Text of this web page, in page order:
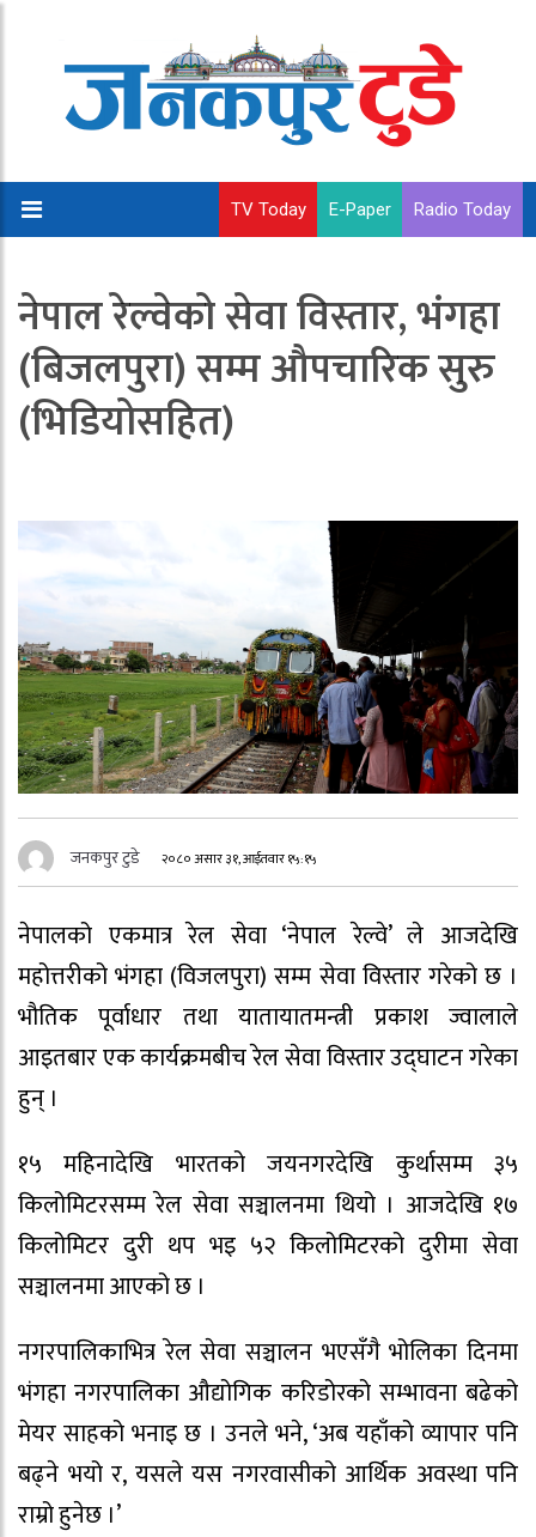
TV Today E-Paper Radio Today
नेपाल रेल्वेको सेवा विस्तार, भंगहा
(बिजलपुरा) सम्म औपचारिक सुरु
(भिडियोसहित)
जनकपुर टुडे २०८० असार ३१, आईतवार १५:१५
नेपालको एकमात्र रेल सेवा ‘नेपाल रेल्वे’ ले आजदेखि
महोत्तरीको भंगहा (विजलपुरा) सम्म सेवा विस्तार गरेको छ ।
भौतिक पूर्वाधार तथा यातायातमन्त्री प्रकाश ज्वालाले
आइतबार एक कार्यक्रमबीच रेल सेवा विस्तार उद्घाटन गरेका
हुन् ।
१५ महिनादेखि भारतको जयनगरदेखि कुर्थासम्म ३५
किलोमिटरसम्म रेल सेवा सञ्चालनमा थियो । आजदेखि १७
किलोमिटर दुरी थप भइ ५२ किलोमिटरको दुरीमा सेवा
सञ्चालनमा आएको छ ।
नगरपालिकाभित्र रेल सेवा सञ्चालन भएसँगै भोलिका दिनमा
भंगहा नगरपालिका औद्योगिक करिडोरको सम्भावना बढेको
मेयर साहको भनाइ छ । उनले भने, ‘अब यहाँको व्यापार पनि
बढ्ने भयो र, यसले यस नगरवासीको आर्थिक अवस्था पनि
राम्रो हुनेछ ।’